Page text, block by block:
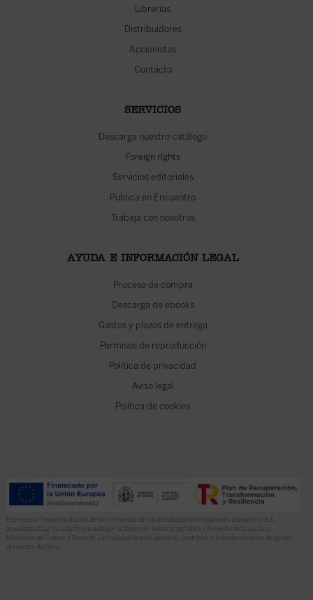
Librerías
Distribuidores
Accionistas
Contacto
SERVICIOS
Descarga nuestro catálogo
Foreign rights
Servicios editoriales
Publica en Encuentro
Trabaja con nosotros
AYUDA E INFORMACIÓN LEGAL
Proceso de compra
Descarga de ebooks
Gastos y plazos de entrega
Permisos de reproducción
Política de privacidad
Aviso legal
Política de cookies
El proyecto “Implementación de herramientas de Gestión Editorial en Ediciones Encuentro, S.A.
anualidad 2022” ha sido financiado por la Dirección General del Libro y Fomento de la Lectura,
Ministerio de Cultura y Deporte. La finalidad de este apoyo es contribuir a la modernización de pymes
del sector del libro.